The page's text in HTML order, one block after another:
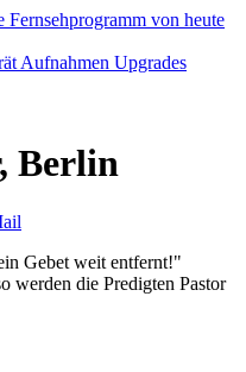
Aufnahmen Upgrades
Berlin
Gebet weit entfernt!"
werden die Predigten Pastor